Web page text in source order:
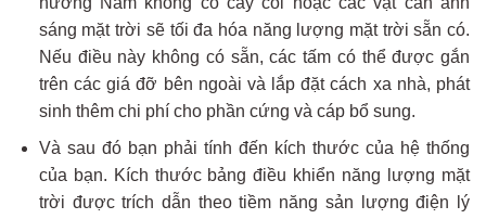
sáng mặt trời sẽ tối đa hóa năng lượng mặt trời sẵn có.
Nếu điều này không có sẵn, các tấm có thể được gắn
trên các giá đỡ bên ngoài và lắp đặt cách xa nhà, phát
sinh thêm chi phí cho phần cứng và cáp bổ sung.
Và sau đó bạn phải tính đến kích thước của hệ thống
của bạn. Kích thước bảng điều khiển năng lượng mặt
trời được trích dẫn theo tiềm năng sản lượng điện lý